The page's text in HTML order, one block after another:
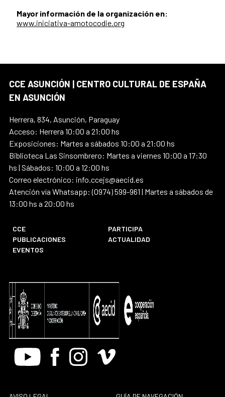
Mayor información de la organización en:
www.iniciativa-amotocodie.org
CCE ASUNCIÓN | CENTRO CULTURAL DE ESPAÑA
EN ASUNCIÓN
Herrera, 834, Asunción, Paraguay
Acceso: Herrera 10:00 a 21:00 hs
Exposiciones: Martes a sábados 10:00 a 21:00 hs
Biblioteca Las Sinsombrero: Martes a viernes 10:00 a 17:30
hs | Sábados: 10:00 a 12:00 hs
Correo electrónico: info.ccejs@aecid.es
Atención vía Whatsapp: (0974) 599-961 | Martes a sábados de
13:00 hs a 20:00 hs
CCE
PARTICIPA
PUBLICACIONES
ACTUALIDAD
EVENTOS
Youtube FacebookInstagram
Vimeo